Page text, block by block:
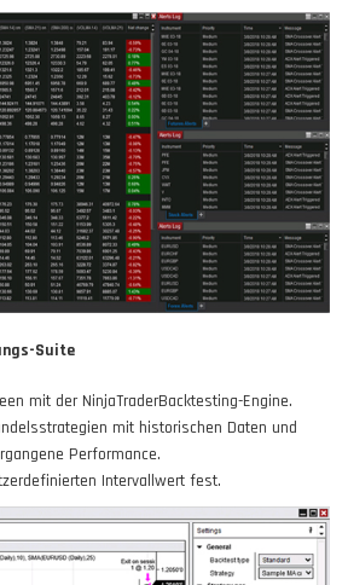
Suite
mit der NinjaTraderBacktesting-Engine.
mit historischen Daten und
Performance.
Intervallwert fest.